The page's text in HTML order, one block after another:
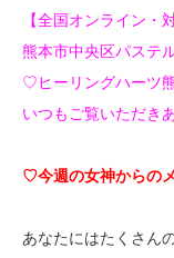
【全国オンライン・
熊本市中央区パステ
♡ヒーリングハーツ
いつもご覧いただき
♡今週の女神からの
あなたにはたくさん